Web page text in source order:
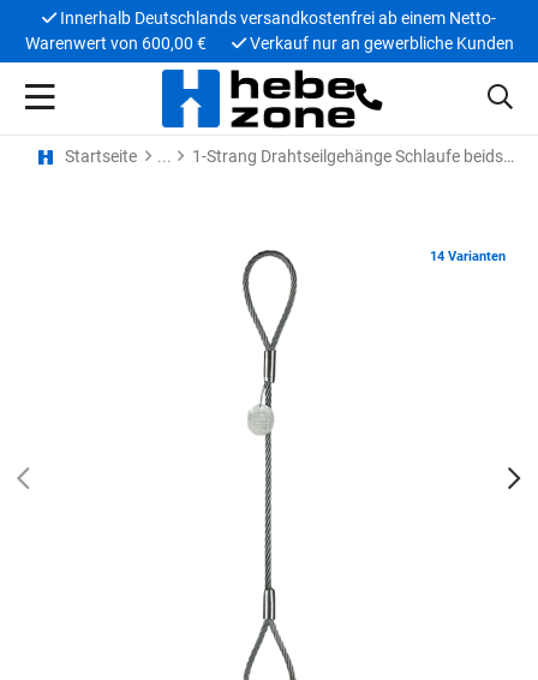
Innerhalb Deutschlands versandkostenfrei ab einem Netto-
Warenwert von 600,00 €
Verkauf nur an gewerbliche Kunden
Startseite 1-Strang Drahtseilgehänge Schlaufe beidseits
14 Varianten